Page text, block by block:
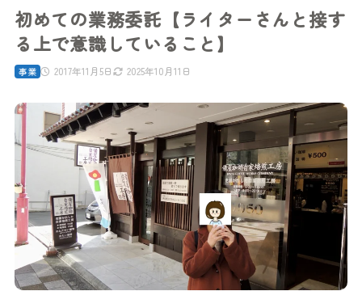
初めての業務委託【ライターさんと接す
る上で意識していること】
2017年11月5日 2025年10月11日
事業